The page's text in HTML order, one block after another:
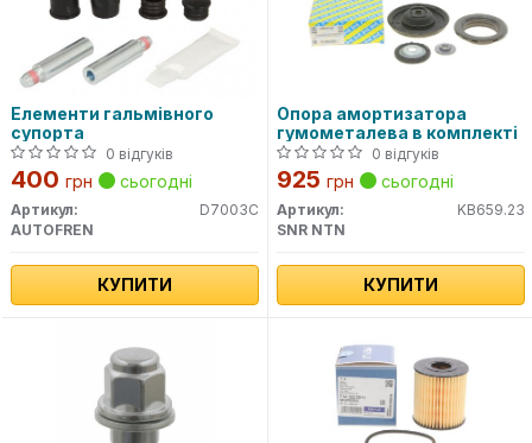
Елементи гальмівного
супорта
0 відгуків
400 грн сьогодні
Артикул:
D7003C
AUTOFREN
КУПИТИ
Опора амортизатора
гумометалева в комплекті
0 відгуків
925 грн сьогодні
Артикул:
KB659.23
SNR NTN
КУПИТИ